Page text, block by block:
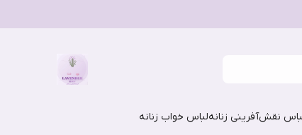
نقش‌آفرینی زنانهلباس خواب زنانه